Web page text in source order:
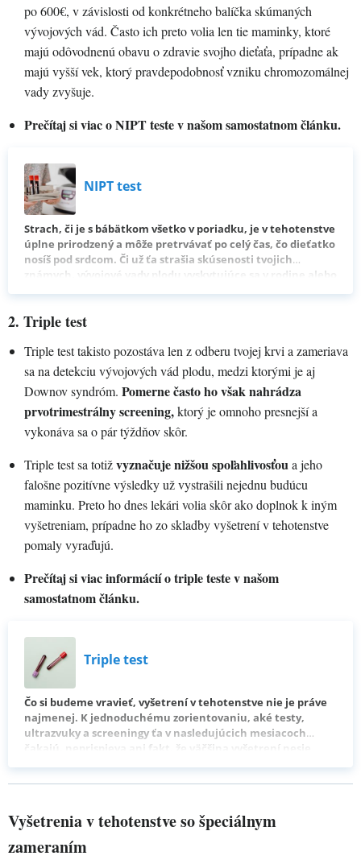
po 600€, v závislosti od konkrétneho balíčka skúmaných
vývojových vád. Často ich preto volia len tie maminky, ktoré
majú odôvodnenú obavu o zdravie svojho dieťaťa, prípadne ak
majú vyšší vek, ktorý pravdepodobnosť vzniku chromozomálnej
vady zvyšuje.
Prečítaj si viac o NIPT teste v našom samostatnom článku.
NIPT test
Strach, či je s bábätkom všetko v poriadku, je v tehotenstve
úplne prirodzený a môže pretrvávať po celý čas, čo dieťatko
nosíš pod srdcom. Či už ťa strašia skúsenosti tvojich
známych, vývojové vady plodu vyskytujúce sa v rodine alebo
tehotenstve, ktoré vedia niektoré prípadné komplikácie na
je aj NIPT alebo Trisomy test. Poď sa pozrieť, ako prebieha a
aké sú jeho výhody.
2. Triple test
Triple test takisto pozostáva len z odberu tvojej krvi a zameriava
sa na detekciu vývojových vád plodu, medzi ktorými je aj
Downov syndróm. Pomerne často ho však nahrádza
prvotrimestrálny screening,ktorý je omnoho presnejší a
vykonáva sa o pár týždňov skôr.
Triple test sa totižvyznačuje nižšou spoľahlivosťoua jeho
falošne pozitívne výsledky už vystrašili nejednu budúcu
maminku. Preto ho dnes lekári volia skôr ako doplnok k iným
vyšetreniam, prípadne ho zo skladby vyšetrení v tehotenstve
pomaly vyraďujú.
Prečítaj si viac informácií o triple teste v našom
samostatnom článku.
Triple test
Čo si budeme vravieť, vyšetrení v tehotenstve nie je práve
najmenej. K jednoduchému zorientovaniu, aké testy,
ultrazvuky a screeningy ťa v nasledujúcich mesiacoch
čakajú, neprispieva ani fakt, že väčšina vyšetrení nesie
Vyšetrenia v tehotenstve so špeciálnym
zameraním